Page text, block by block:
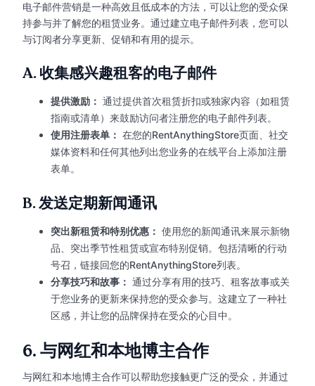
电子邮件营销是一种高效且低成本的方法，可以让您的受众保
持参与并了解您的租赁业务。通过建立电子邮件列表，您可以
与订阅者分享更新、促销和有用的提示。
A.收集感兴趣租客的电子邮件
提供激励： 通过提供首次租赁折扣或独家内容（如租赁
指南或清单）来鼓励访问者注册您的电子邮件列表。
使用注册表单： 在您的RentAnythingStore页面、社交
媒体资料和任何其他列出您业务的在线平台上添加注册
表单。
B.发送定期新闻通讯
突出新租赁和特别优惠： 使用您的新闻通讯来展示新物
品、突出季节性租赁或宣布特别促销。包括清晰的行动
号召，链接回您的RentAnythingStore列表。
分享技巧和故事： 通过分享有用的技巧、租客故事或关
于您业务的更新来保持您的受众参与。这建立了一种社
区感，并让您的品牌保持在受众的心目中。
6. 与网红和本地博主合作
与网红和本地博主合作可以帮助您接触更广泛的受众，并通过